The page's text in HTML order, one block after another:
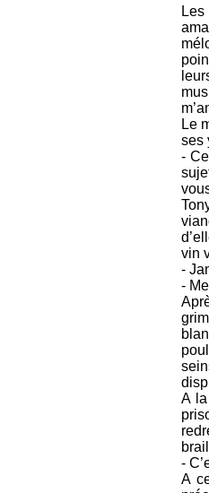
Le
ses
-
vin
-
-
A
-
A